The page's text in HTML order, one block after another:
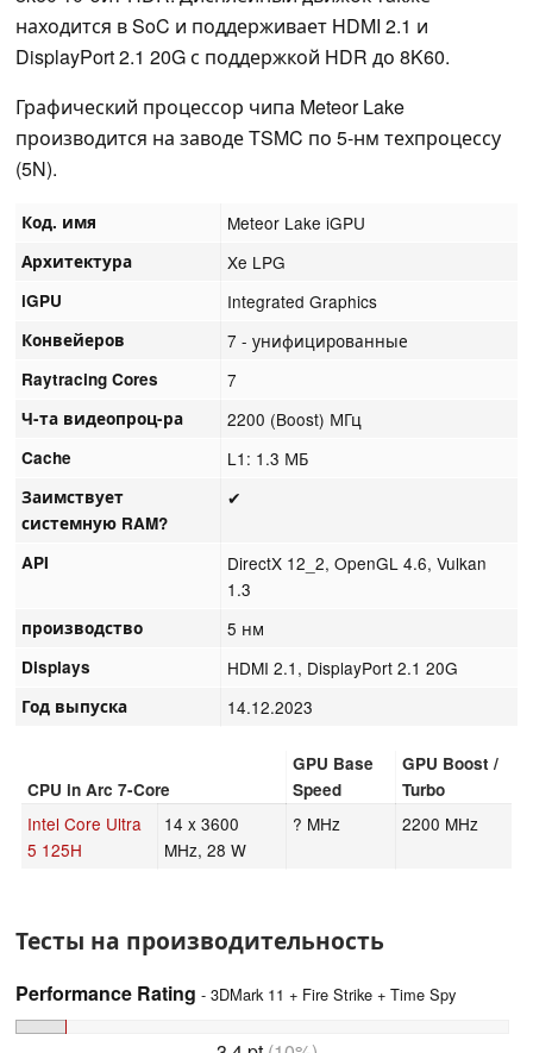
находится в SoC и поддерживает HDMI 2.1 и
DisplayPort 2.1 20G с поддержкой HDR до 8K60.
Графический процессор чипа Meteor Lake
производится на заводе TSMC по 5-нм техпроцессу
(5N).
Код. имя Meteor Lake iGPU
Архитектура Xe LPG
iGPU Integrated Graphics
Конвейеров 7 - унифицированные
Raytracing Cores 7
Ч-та видеопроц-ра 2200 (Boost) МГц
Cache L1: 1.3 МБ
Заимствует
системную RAM?
✔
API
DirectX 12_2, OpenGL 4.6, Vulkan
1.3
производство 5 нм
Displays HDMI 2.1, DisplayPort 2.1 20G
Год выпуска 14.12.2023
CPU in Arc 7-Core
GPU Base
Speed
GPU Boost /
Turbo
Intel Core Ultra
5 125H
14 x 3600
MHz, 28 W
? MHz 2200 MHz
Тесты на производительность
Performance Rating - 3DMark 11 + Fire Strike + Time Spy